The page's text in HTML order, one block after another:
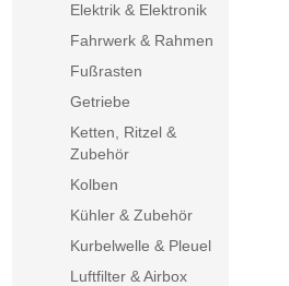
Elektrik & Elektronik
Fahrwerk & Rahmen
Fußrasten
Getriebe
Ketten, Ritzel &
Zubehör
Kolben
Kühler & Zubehör
Kurbelwelle & Pleuel
Luftfilter & Airbox